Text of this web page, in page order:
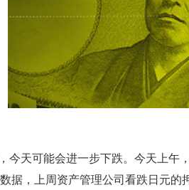
今天可能会进一步下跌。今天上午
据，上周资产管理公司看跌日元